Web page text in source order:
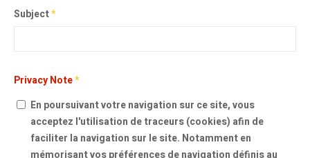
Subject*
Privacy Note*
En poursuivant votre navigation sur ce site, vous
acceptez l'utilisation de traceurs (cookies) afin de
faciliter la navigation sur le site. Notamment en
mémorisant vos préférences de navigation définis au